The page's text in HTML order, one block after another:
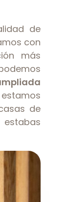
de
con
más
de